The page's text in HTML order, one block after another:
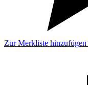
Zur Merkliste hinzufügen